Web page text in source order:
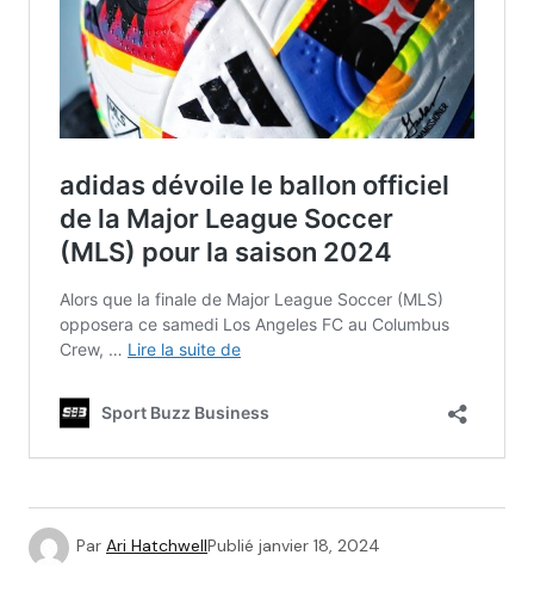
Par Ari HatchwellPublié janvier 18, 2024